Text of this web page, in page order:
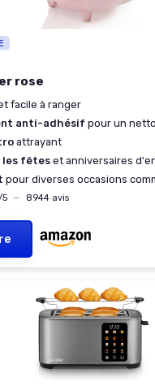
rose
facile à ranger
anti-adhésif pour un
attrayant
les fêtes et anniversaires
pour diverses occasions
5 — 8944 avis